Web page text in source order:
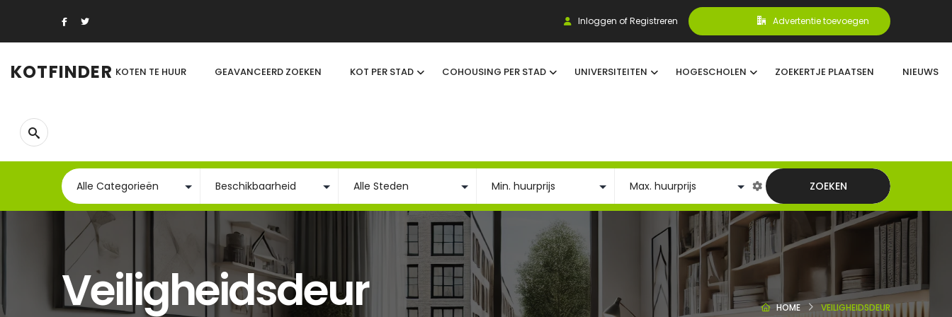
Inloggen of Registreren Advertentie toevoegen
KOTFINDER KOTEN TE HUUR GEAVANCEERD ZOEKEN KOT PER STAD COHOUSING PER STAD UNIVERSITEITEN HOGESCHOLEN ZOEKERTJE PLAATSEN NIEUWS
ZOEKEN
Veiligheidsdeur HOME VEILIGHEIDSDEUR